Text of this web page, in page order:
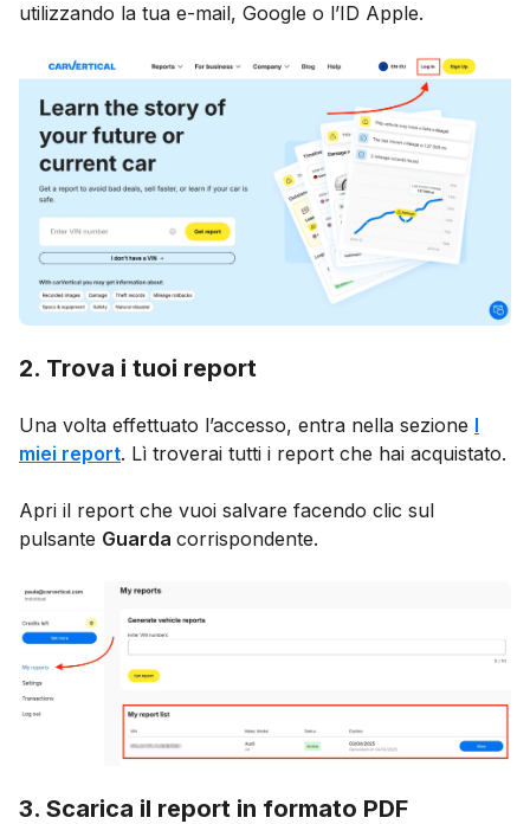
utilizzando la tua e-mail, Google o l’ID Apple.
2. Trova i tuoi report
Una volta effettuato l’accesso, entra nella sezione I
miei report. Lì troverai tutti i report che hai acquistato.
Apri il report che vuoi salvare facendo clic sul
pulsante Guarda corrispondente.
3. Scarica il report in formato PDF